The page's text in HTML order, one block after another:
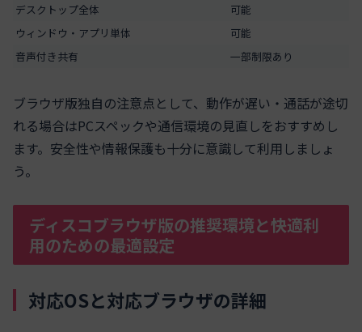
デスクトップ全体
可能
ウィンドウ・アプリ単体
可能
音声付き共有
一部制限あり
ブラウザ版独自の注意点として、動作が遅い・通話が途切
れる場合はPCスペックや通信環境の見直しをおすすめし
ます。安全性や情報保護も十分に意識して利用しましょ
う。
ディスコブラウザ版の推奨環境と快適利
用のための最適設定
対応OSと対応ブラウザの詳細